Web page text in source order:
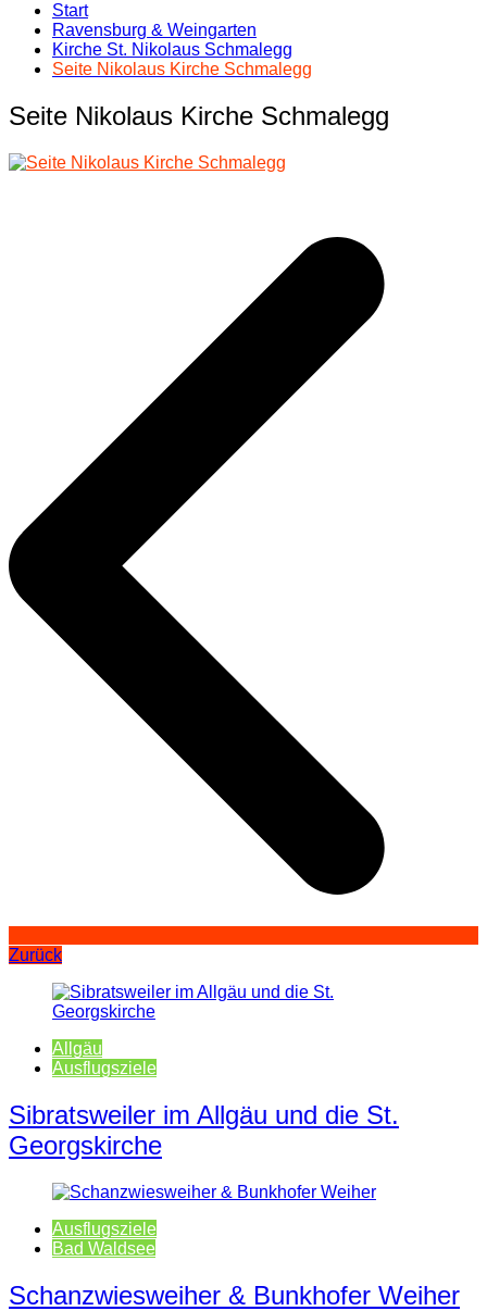
Start
Ravensburg & Weingarten
Kirche St. Nikolaus Schmalegg
Seite Nikolaus Kirche Schmalegg
Seite Nikolaus Kirche Schmalegg
Zurück
Allgäu
Ausflugsziele
Sibratsweiler im Allgäu und die St.
Georgskirche
Ausflugsziele
Bad Waldsee
Schanzwiesweiher & Bunkhofer Weiher